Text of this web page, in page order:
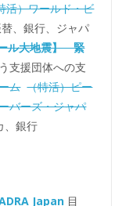
活）ワールド・ビ
、銀行、ジャパ
ル大地震】 緊
支援団体への支
ム （特活）ピー
バーズ・ジャパ
、銀行
Japan 目